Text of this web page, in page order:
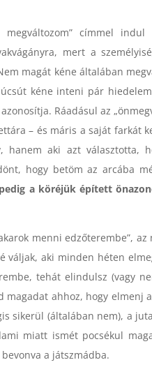
címmel indul
mert a
magát kéne általában
kéne inteni pár
Ráadásul az
– és máris a saját farkát
hanem aki azt választotta,
hogy betöm az arcába
a köréjük épített
menni edzőterembe”, az
váljak, aki minden héten
tehát elindulsz (vagy
ahhoz, hogy elmenj
sikerül (általában nem), a
miatt ismét pocsékul
a játszmádba.